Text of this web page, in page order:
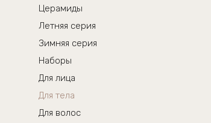
Церамиды
Летняя серия
Зимняя серия
Наборы
Для лица
Для тела
Для волос